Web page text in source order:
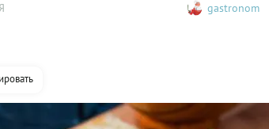
gastronom